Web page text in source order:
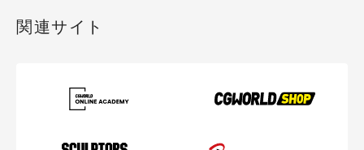
関連サイト